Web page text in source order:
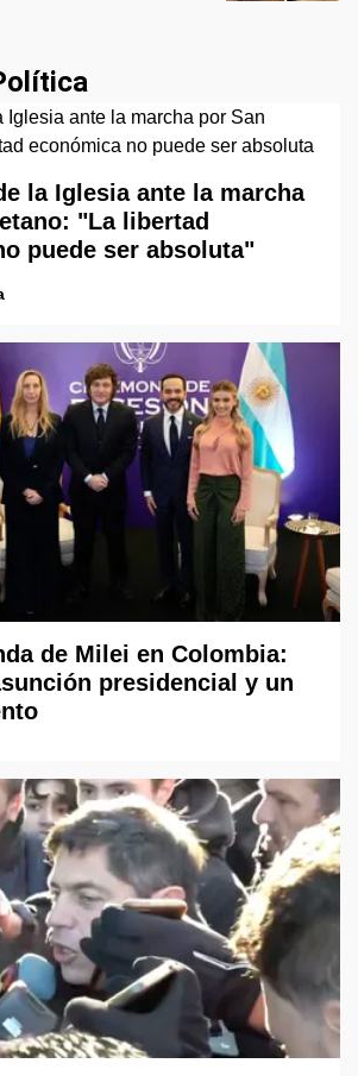
la Iglesia ante la marcha
"La libertad
puede ser absoluta"
de Milei en Colombia:
presidencial y un